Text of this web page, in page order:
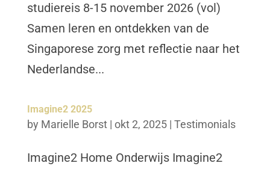
studiereis 8-15 november 2026 (vol)
Samen leren en ontdekken van de
Singaporese zorg met reflectie naar het
Nederlandse...
Imagine2 2025
by Marielle Borst| okt 2, 2025| Testimonials
Imagine2 Home Onderwijs Imagine2